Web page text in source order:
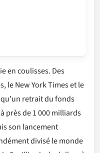
en coulisses. Des
le New York Times et le
retrait du fonds
près de 1 000 milliards
son lancement
divisé le monde